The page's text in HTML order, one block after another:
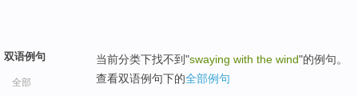
双语例句
全部
当前分类下找不到"swaying with the wind"的例句。
查看双语例句下的全部例句